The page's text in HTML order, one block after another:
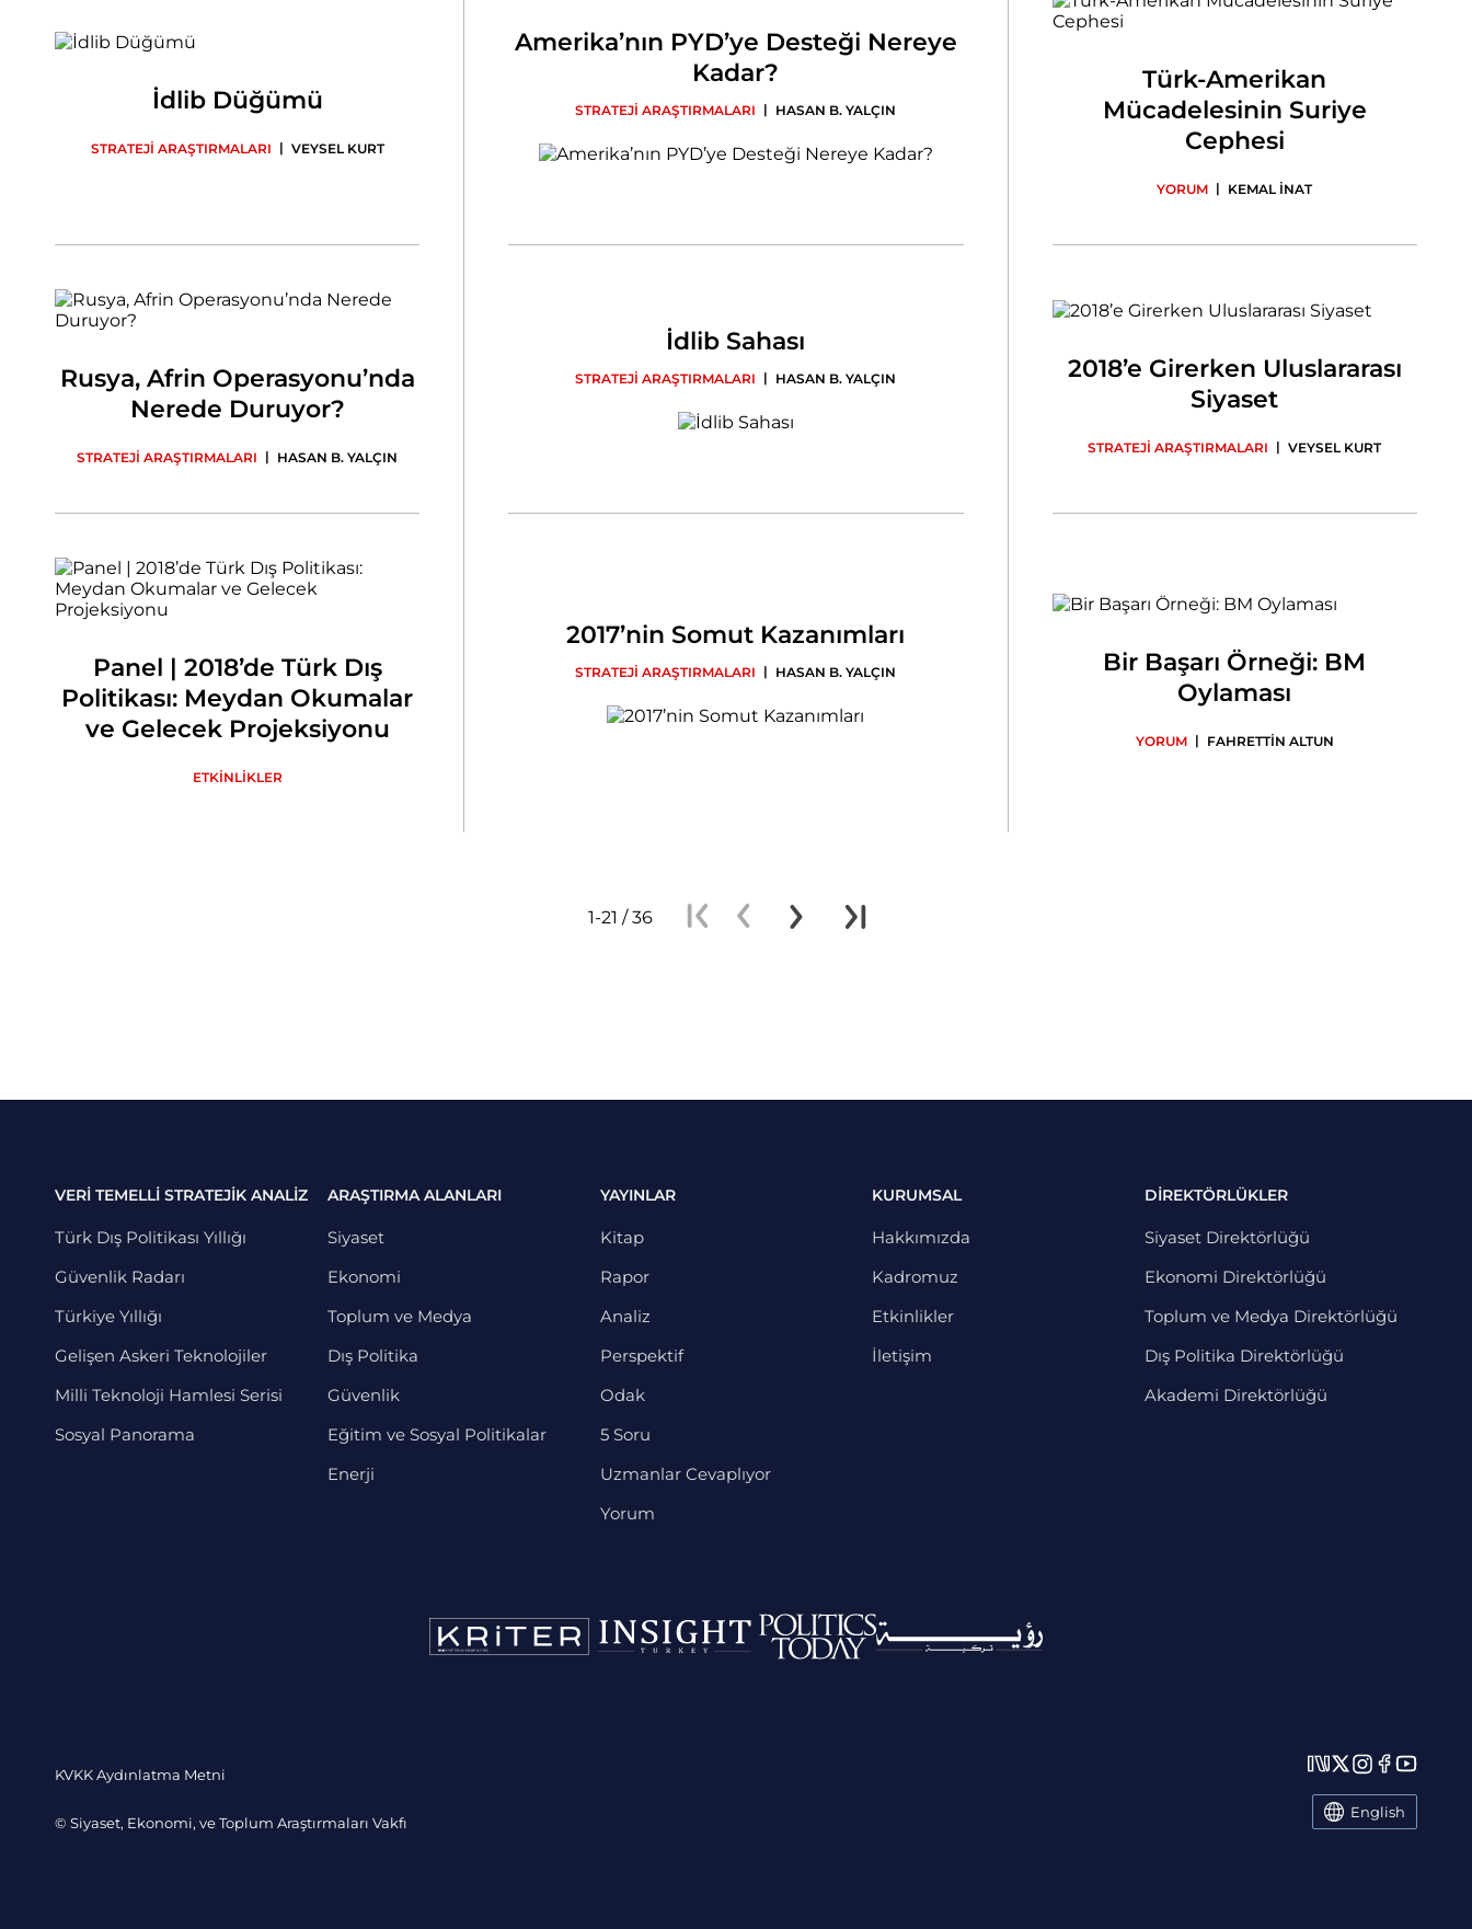
İdlib Düğümü
STRATEJİ ARAŞTIRMALARI | VEYSEL KURT
Amerika’nın PYD’ye Desteği Nereye
Kadar?
STRATEJİ ARAŞTIRMALARI | HASAN B. YALÇIN
Türk-Amerikan
Mücadelesinin Suriye
Cephesi
YORUM | KEMAL İNAT
Rusya, Afrin Operasyonu’nda
Nerede Duruyor?
STRATEJİ ARAŞTIRMALARI | HASAN B. YALÇIN
İdlib Sahası
STRATEJİ ARAŞTIRMALARI | HASAN B. YALÇIN
2018’e Girerken Uluslararası
Siyaset
STRATEJİ ARAŞTIRMALARI | VEYSEL KURT
Panel | 2018’de Türk Dış
Politikası: Meydan Okumalar
ve Gelecek Projeksiyonu
ETKİNLİKLER
2017’nin Somut Kazanımları
STRATEJİ ARAŞTIRMALARI | HASAN B. YALÇIN
Bir Başarı Örneği: BM
Oylaması
YORUM | FAHRETTİN ALTUN
1-21 / 36
VERİ TEMELLİ STRATEJİK ANALİZ
Türk Dış Politikası Yıllığı
Güvenlik Radarı
Türkiye Yıllığı
Gelişen Askeri Teknolojiler
Milli Teknoloji Hamlesi Serisi
Sosyal Panorama
ARAŞTIRMA ALANLARI
Siyaset
Ekonomi
Toplum ve Medya
Dış Politika
Güvenlik
Eğitim ve Sosyal Politikalar
Enerji
YAYINLAR
Kitap
Rapor
Analiz
Perspektif
Odak
5 Soru
Uzmanlar Cevaplıyor
Yorum
KURUMSAL
Hakkımızda
Kadromuz
Etkinlikler
İletişim
DİREKTÖRLÜKLER
Siyaset Direktörlüğü
Ekonomi Direktörlüğü
Toplum ve Medya Direktörlüğü
Dış Politika Direktörlüğü
Akademi Direktörlüğü
KVKK Aydınlatma Metni
© Siyaset, Ekonomi, ve Toplum Araştırmaları Vakfı
English